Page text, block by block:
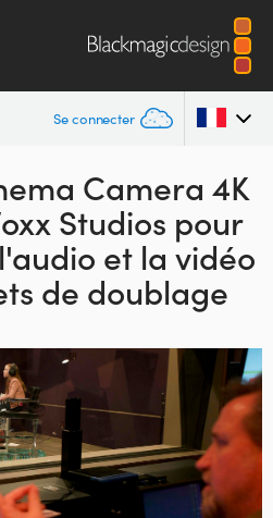
Se connecter
Camera 4K
Studios pour
l'audio et la vidéo
de doublage